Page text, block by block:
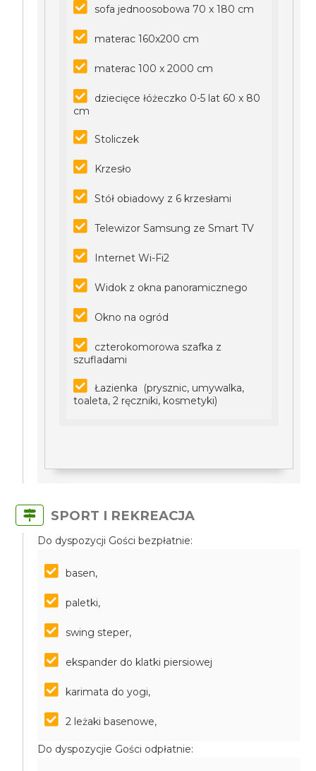
sofa jednoosobowa 70 x 180 cm
materac 160x200 cm
materac 100 x 2000 cm
dziecięce łóżeczko 0-5 lat 60 x 80
cm
Stoliczek
Krzesło
Stół obiadowy z 6 krzesłami
Telewizor Samsung ze Smart TV
Internet Wi-Fi2
Widok z okna panoramicznego
Okno na ogród
czterokomorowa szafka z
szufladami
Łazienka (prysznic, umywalka,
toaleta, 2 ręczniki, kosmetyki)
SPORT I REKREACJA
Do dyspozycji Gości bezpłatnie:
basen,
paletki,
swing steper,
ekspander do klatki piersiowej
karimata do yogi,
2 leżaki basenowe,
Do dyspozycjie Gości odpłatnie: